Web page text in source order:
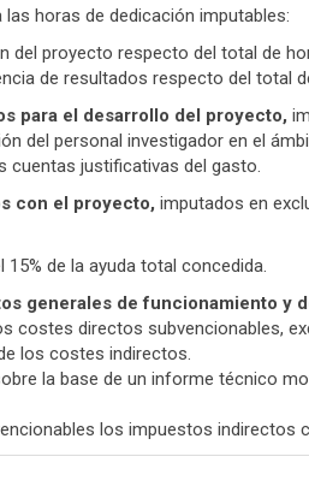
horas de dedicación imputables:
del proyecto respecto del total de
de resultados respecto del total
para el desarrollo del proyecto,
del personal investigador en el
cuentas justificativas del gasto.
con el proyecto, imputados en
de la ayuda total concedida.
generales de funcionamiento
costes directos subvencionables,
los costes indirectos.
la base de un informe técnico
los impuestos